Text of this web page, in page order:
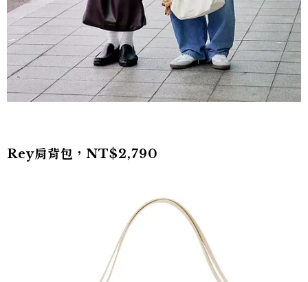
Rey肩背包，NT$2,790